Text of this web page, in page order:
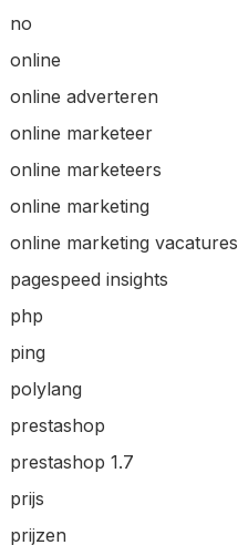
no
online
online adverteren
online marketeer
online marketeers
online marketing
online marketing vacatures
pagespeed insights
php
ping
polylang
prestashop
prestashop 1.7
prijs
prijzen